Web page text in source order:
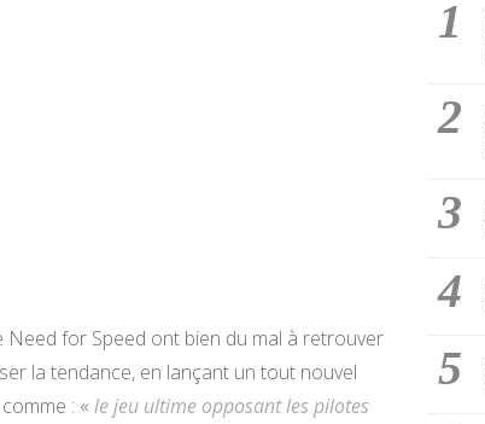
for Speed ont bien du mal à retrouver
la tendance, en lançant un tout nouvel
: « le jeu ultime opposant les pilotes